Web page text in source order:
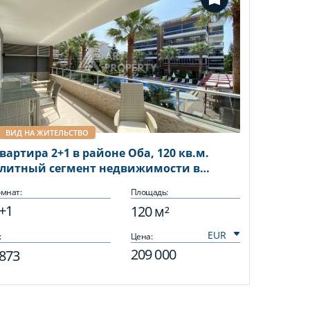
ВИД НА ЖИТЕЛЬСТВО
2+1 в районе Оба, 120 кв.м.
сегмент недвижимости в
Площадь:
120 м²
Цена:
209 000